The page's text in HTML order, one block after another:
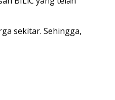
sekitar. Sehingga,